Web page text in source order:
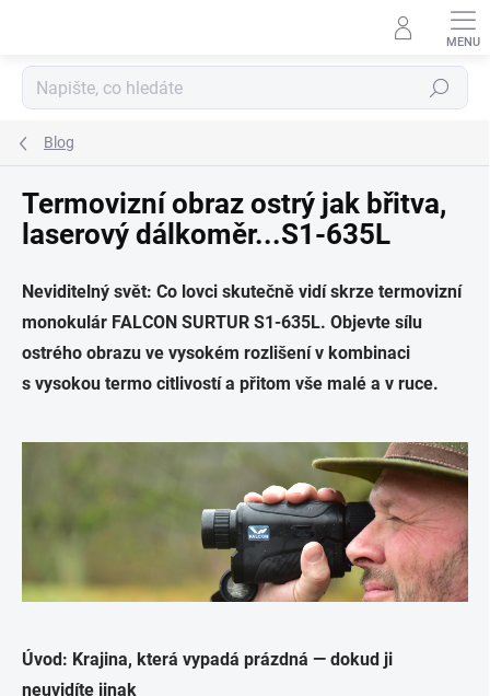
Hledat
Blog
Termovizní obraz ostrý jak břitva,
laserový dálkoměr...S1-635L
Neviditelný svět: Co lovci skutečně vidí skrze termovizní
monokulár FALCON SURTUR S1-635L. Objevte sílu
ostrého obrazu ve vysokém rozlišení v kombinaci
s vysokou termo citlivostí a přitom vše malé a v ruce.
Úvod: Krajina, která vypadá prázdná — dokud ji
neuvidíte jinak